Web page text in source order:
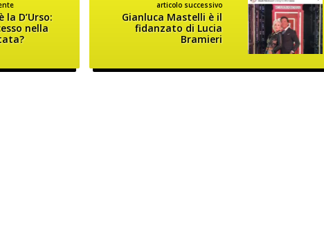
la D’Urso:
nella
articolo successivo
Gianluca Mastelli è il
fidanzato di Lucia
Bramieri